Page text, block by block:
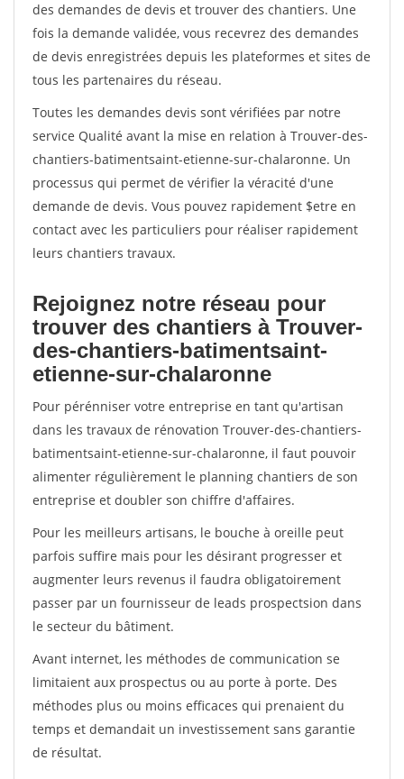
des demandes de devis et trouver des chantiers. Une
fois la demande validée, vous recevrez des demandes
de devis enregistrées depuis les plateformes et sites de
tous les partenaires du réseau.
Toutes les demandes devis sont vérifiées par notre
service Qualité avant la mise en relation à Trouver-des-
chantiers-batimentsaint-etienne-sur-chalaronne. Un
processus qui permet de vérifier la véracité d'une
demande de devis. Vous pouvez rapidement $etre en
contact avec les particuliers pour réaliser rapidement
leurs chantiers travaux.
Rejoignez notre réseau pour
trouver des chantiers à Trouver-
des-chantiers-batimentsaint-
etienne-sur-chalaronne
Pour pérénniser votre entreprise en tant qu'artisan
dans les travaux de rénovation Trouver-des-chantiers-
batimentsaint-etienne-sur-chalaronne, il faut pouvoir
alimenter régulièrement le planning chantiers de son
entreprise et doubler son chiffre d'affaires.
Pour les meilleurs artisans, le bouche à oreille peut
parfois suffire mais pour les désirant progresser et
augmenter leurs revenus il faudra obligatoirement
passer par un fournisseur de leads prospectsion dans
le secteur du bâtiment.
Avant internet, les méthodes de communication se
limitaient aux prospectus ou au porte à porte. Des
méthodes plus ou moins efficaces qui prenaient du
temps et demandait un investissement sans garantie
de résultat.